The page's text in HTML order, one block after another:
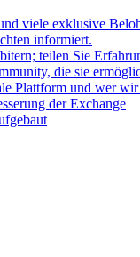
viele exklusive
informiert.
teilen Sie
die sie
Plattform und wer wir
der Exchange